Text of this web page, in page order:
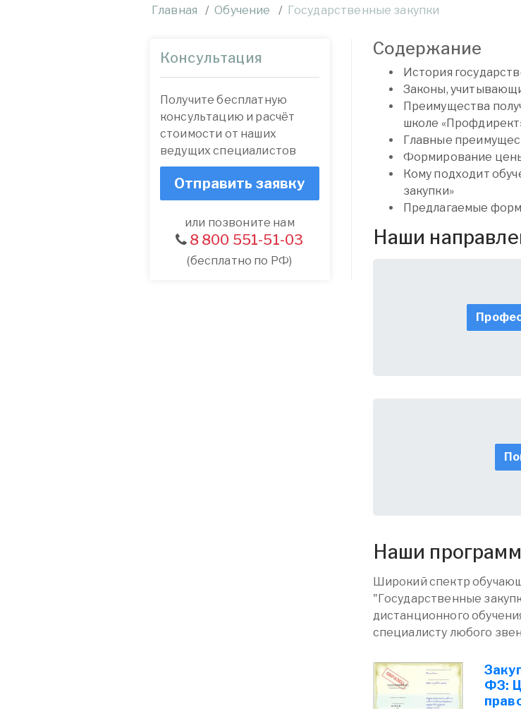
Главная Обучение Государственные закупки
Консультация
Получите бесплатную
консультацию и расчёт
стоимости от наших
ведущих специалистов
Отправить заявку
или позвоните нам
8 800 551-51-03
(бесплатно по РФ)
Содержание
История
Законы,
Преимущества
школе
Главные
Формирование
Кому подходит
закупки»
Предлагаемые
Наши
Наши
Широкий спектр
"Государственные
дистанционного
специалисту любого
ФЗ: